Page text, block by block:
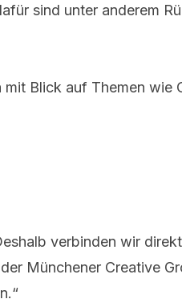
sind unter anderem
Blick auf Themen wie
verbinden wir
Münchener Creative